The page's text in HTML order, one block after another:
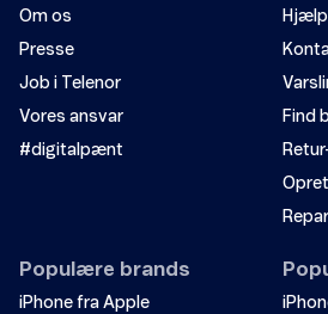
Om os
Presse
Job i Telenor
Vores ansvar
#digitalpænt
Hjælp
Find
Populære brands
iPhone fra Apple